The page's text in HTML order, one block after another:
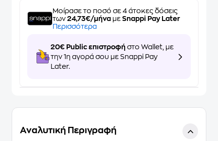
Μοίρασε το ποσό σε 4 άτοκες δόσεις
των 24,73€/μήνα με Snappi Pay Later
Περισσότερα
20€ Public επιστροφή στο Wallet, με
την 1η αγορά σου με Snappi Pay
Later.
Αναλυτική Περιγραφή